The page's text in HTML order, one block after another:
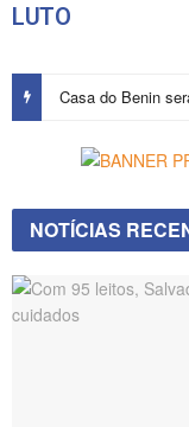
LUTO
Casa do Benin
NOTÍCIAS